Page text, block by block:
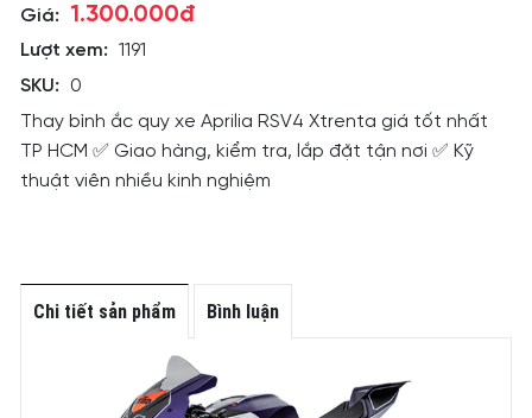
Giá: 1.300.000đ
Lượt xem: 1191
SKU: 0
Thay bình ắc quy xe Aprilia RSV4 Xtrenta giá tốt nhất
TP HCM ✅ Giao hàng, kiểm tra, lắp đặt tận nơi ✅ Kỹ
thuật viên nhiều kinh nghiệm
Chi tiết sản phẩm Bình luận